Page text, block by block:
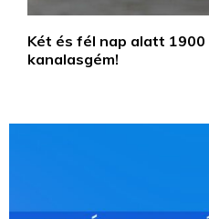
Két és fél nap alatt
kanalasgém!